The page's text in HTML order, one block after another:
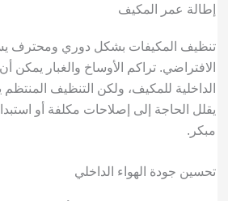
إطالة عمر المكيف
تنظيف المكيفات بشكل دوري ومحترف
الافتراضي. تراكم الأوساخ والغبار يمكن
الداخلية للمكيف، ولكن التنظيف
يقلل الحاجة إلى إصلاحات مكلفة أو
مبكر.
تحسين جودة الهواء الداخلي